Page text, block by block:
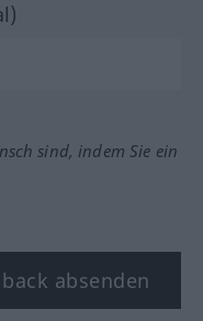
sind, indem Sie ein
absenden